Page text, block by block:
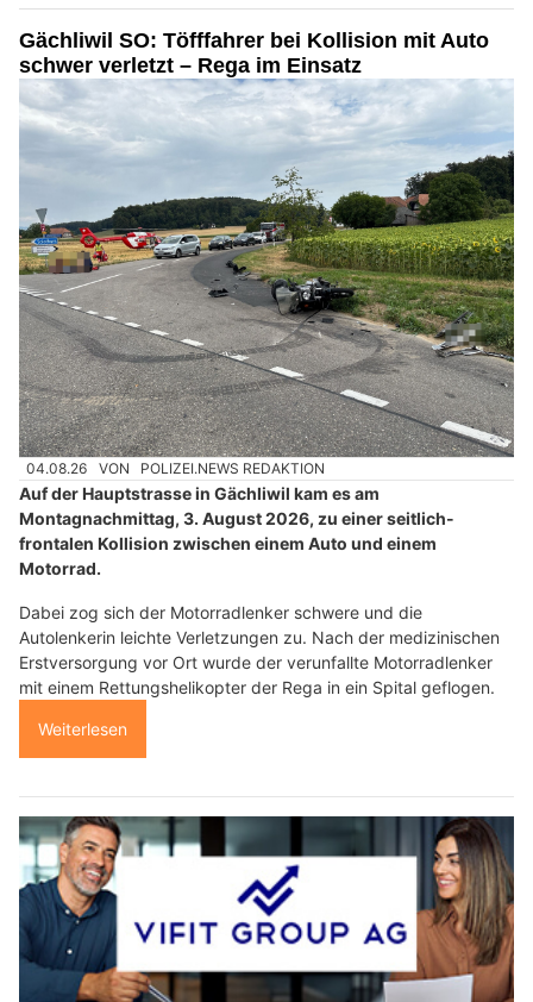
Gächliwil SO: Töfffahrer bei Kollision mit Auto
schwer verletzt – Rega im Einsatz
04.08.26 VON POLIZEI.NEWS REDAKTION
Auf der Hauptstrasse in Gächliwil kam es am
Montagnachmittag, 3. August 2026, zu einer seitlich-
frontalen Kollision zwischen einem Auto und einem
Motorrad.
Dabei zog sich der Motorradlenker schwere und die
Autolenkerin leichte Verletzungen zu. Nach der medizinischen
Erstversorgung vor Ort wurde der verunfallte Motorradlenker
mit einem Rettungshelikopter der Rega in ein Spital geflogen.
Weiterlesen